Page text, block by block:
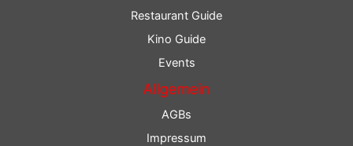
Restaurant Guide
Kino Guide
Events
Allgemein
AGBs
Impressum